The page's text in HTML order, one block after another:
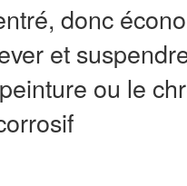
donc
et
ou le